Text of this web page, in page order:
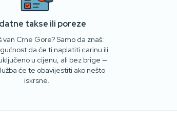
takse ili poreze
van Crne Gore? Samo da znaš:
da će ti naplatiti carinu ili
u cijenu, ali bez brige —
će te obavijestiti ako nešto
iskrsne.